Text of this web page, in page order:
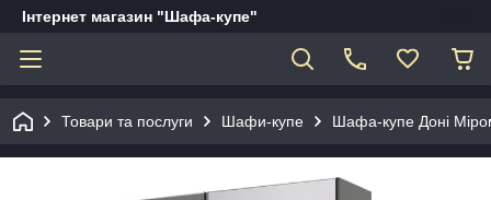
Інтернет магазин "Шафа-купе"
Товари та послуги Шафи-купе Шафа-купе Доні